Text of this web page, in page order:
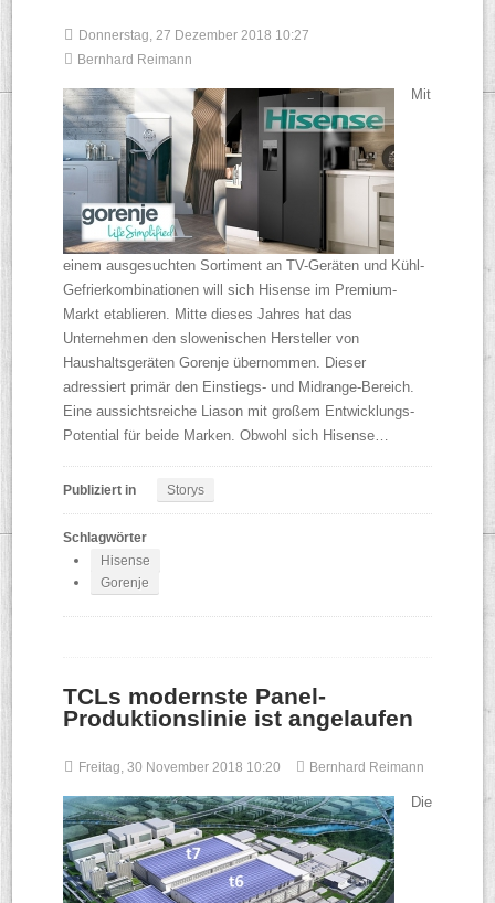
Donnerstag, 27 Dezember 2018 10:27
Bernhard Reimann
Mit
einem ausgesuchten Sortiment an TV-Geräten und Kühl-
Gefrierkombinationen will sich Hisense im Premium-
Markt etablieren. Mitte dieses Jahres hat das
Unternehmen den slowenischen Hersteller von
Haushaltsgeräten Gorenje übernommen. Dieser
adressiert primär den Einstiegs- und Midrange-Bereich.
Eine aussichtsreiche Liason mit großem Entwicklungs-
Potential für beide Marken. Obwohl sich Hisense…
Publiziert in Storys
Schlagwörter
Hisense
Gorenje
TCLs modernste Panel-
Produktionslinie ist angelaufen
Freitag, 30 November 2018 10:20 Bernhard Reimann
Die